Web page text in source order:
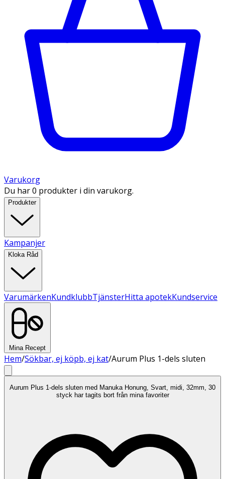
Varukorg
Du har 0 produkter i din varukorg.
Produkter
Kampanjer
Kloka Råd
VarumärkenKundklubbTjänsterHitta apotekKundservice
Mina Recept
Hem/Sökbar, ej köpb, ej kat/Aurum Plus 1-dels sluten
Aurum Plus 1-dels sluten med Manuka Honung, Svart, midi, 32mm, 30
styck har tagits bort från mina favoriter